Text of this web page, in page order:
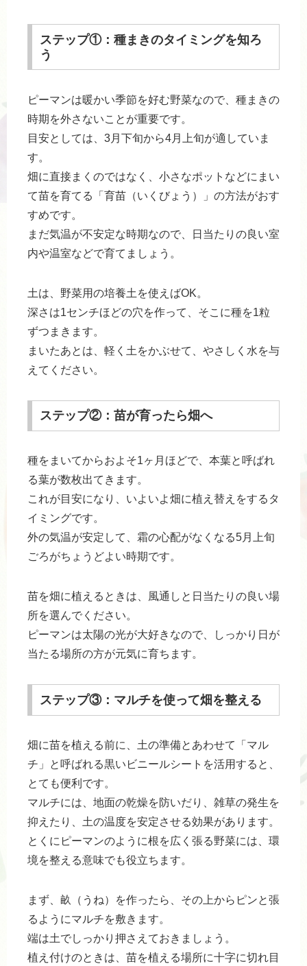
ステップ①：種まきのタイミングを知ろ
う
ピーマンは暖かい季節を好む野菜なので、種まきの
時期を外さないことが重要です。
目安としては、3月下旬から4月上旬が適していま
す。
畑に直接まくのではなく、小さなポットなどにまい
て苗を育てる「育苗（いくびょう）」の方法がおす
すめです。
まだ気温が不安定な時期なので、日当たりの良い室
内や温室などで育てましょう。
土は、野菜用の培養土を使えばOK。
深さは1センチほどの穴を作って、そこに種を1粒
ずつまきます。
まいたあとは、軽く土をかぶせて、やさしく水を与
えてください。
ステップ②：苗が育ったら畑へ
種をまいてからおよそ1ヶ月ほどで、本葉と呼ばれ
る葉が数枚出てきます。
これが目安になり、いよいよ畑に植え替えをするタ
イミングです。
外の気温が安定して、霜の心配がなくなる5月上旬
ごろがちょうどよい時期です。
苗を畑に植えるときは、風通しと日当たりの良い場
所を選んでください。
ピーマンは太陽の光が大好きなので、しっかり日が
当たる場所の方が元気に育ちます。
ステップ③：マルチを使って畑を整える
畑に苗を植える前に、土の準備とあわせて「マル
チ」と呼ばれる黒いビニールシートを活用すると、
とても便利です。
マルチには、地面の乾燥を防いだり、雑草の発生を
抑えたり、土の温度を安定させる効果があります。
とくにピーマンのように根を広く張る野菜には、環
境を整える意味でも役立ちます。
まず、畝（うね）を作ったら、その上からピンと張
るようにマルチを敷きます。
端は土でしっかり押さえておきましょう。
植え付けのときは、苗を植える場所に十字に切れ目